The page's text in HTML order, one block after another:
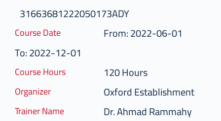
31663681222050173ADY
Course Date
From: 2022-06-01
To: 2022-12-01
Course Hours 120 Hours
Organizer Oxford Establishment
Trainer Name Dr. Ahmad Rammahy